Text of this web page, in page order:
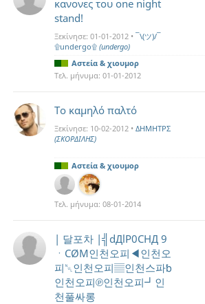
κανονες του one night
stand!
Ξεκίνησε: 01-01-2012 • ¯\(ツ)/¯
۩undergo۩ (undergo)
Αστεία & χιουμορ
Τελ. μήνυμα: 01-01-2012
Το καμηλό παλτό
Ξεκίνησε: 10-02-2012 • ΔΗΜΗΤΡΣ
(ΣΚΟΡΔΙΛΗΣ)
Αστεία & χιουμορ
Τελ. μήνυμα: 08-01-2014
| 달포차 |╣dДlP0CHД 9
ㆍCØM인천오피◀인천오
피␀인천오피▤인천스파␢
인천오피℗인천오피┛인
천풀싸롱